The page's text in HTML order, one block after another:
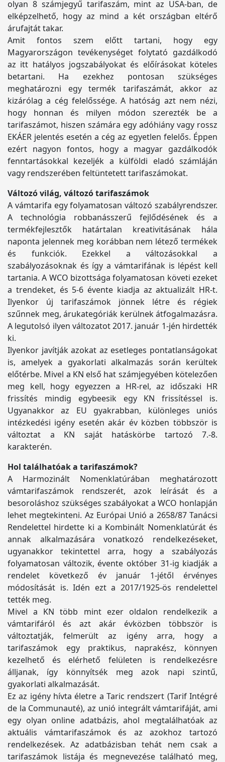
olyan 8 számjegyű tarifaszám, mint az USA-ban, de
elképzelhető, hogy az mind a két országban eltérő
árufajtát takar.
Amit fontos szem előtt tartani, hogy egy
Magyarországon tevékenységet folytató gazdálkodó
az itt hatályos jogszabályokat és előírásokat köteles
betartani. Ha ezekhez pontosan szükséges
meghatározni egy termék tarifaszámát, akkor az
kizárólag a cég felelőssége. A hatóság azt nem nézi,
hogy honnan és milyen módon szerezték be a
tarifaszámot, hiszen számára egy adóhiány vagy rossz
EKÁER jelentés esetén a cég az egyetlen felelős. Éppen
ezért nagyon fontos, hogy a magyar gazdálkodók
fenntartásokkal kezeljék a külföldi eladó számláján
vagy rendszerében feltüntetett tarifaszámokat.
Változó világ, változó tarifaszámok
A vámtarifa egy folyamatosan változó szabályrendszer.
A technológia robbanásszerű fejlődésének és a
termékfejlesztők határtalan kreativitásának hála
naponta jelennek meg korábban nem létező termékek
és funkciók. Ezekkel a változásokkal a
szabályozásoknak és így a vámtarifának is lépést kell
tartania. A WCO bizottsága folyamatosan követi ezeket
a trendeket, és 5-6 évente kiadja az aktualizált HR-t.
Ilyenkor új tarifaszámok jönnek létre és régiek
szűnnek meg, árukategóriák kerülnek átfogalmazásra.
A legutolsó ilyen változatot 2017. január 1-jén hirdették
ki.
Ilyenkor javítják azokat az esetleges pontatlanságokat
is, amelyek a gyakorlati alkalmazás során kerültek
előtérbe. Mivel a KN első hat számjegyében kötelezően
meg kell, hogy egyezzen a HR-rel, az időszaki HR
frissítés mindig egybeesik egy KN frissítéssel is.
Ugyanakkor az EU gyakrabban, különleges uniós
intézkedési igény esetén akár év közben többször is
változtat a KN saját hatáskörbe tartozó 7.-8.
karakterén.
Hol találhatóak a tarifaszámok?
A Harmozinált Nomenklatúrában meghatározott
vámtarifaszámok rendszerét, azok leírását és a
besoroláshoz szükséges szabályokat a WCO honlapján
lehet megtekinteni. Az Európai Unió a 2658/87 Tanácsi
Rendelettel hirdette ki a Kombinált Nomenklatúrát és
annak alkalmazására vonatkozó rendelkezéseket,
ugyanakkor tekintettel arra, hogy a szabályozás
folyamatosan változik, évente október 31-ig kiadják a
rendelet következő év január 1-jétől érvényes
módosítását is. Idén ezt a 2017/1925-ös rendelettel
tették meg.
Mivel a KN több mint ezer oldalon rendelkezik a
vámtarifáról és azt akár évközben többször is
változtatják, felmerült az igény arra, hogy a
tarifaszámok egy praktikus, naprakész, könnyen
kezelhető és elérhető felületen is rendelkezésre
álljanak, így könnyítsék meg azok napi szintű,
gyakorlati alkalmazását.
Ez az igény hívta életre a Taric rendszert (Tarif Intégré
de la Communauté), az unió integrált vámtarifáját, ami
egy olyan online adatbázis, ahol megtalálhatóak az
aktuális vámtarifaszámok és az azokhoz tartozó
rendelkezések. Az adatbázisban tehát nem csak a
tarifaszámok listája és megnevezése található meg,